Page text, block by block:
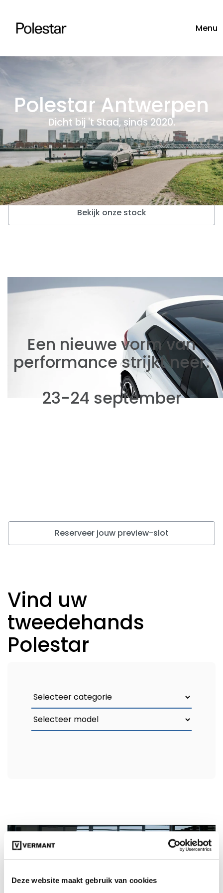
Deze website maakt gebruik van cookies
Menu
Polestar Antwerpen
Dicht bij 't Stad, sinds 2020.
Bekijk onze stock
Een nieuwe vorm van
performance strijkt neer.
23-24 september
Reserveer jouw preview-slot
Vind uw
tweedehands
Polestar